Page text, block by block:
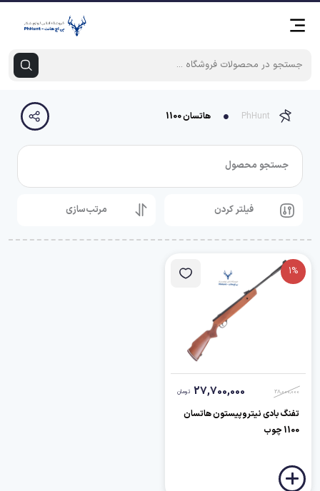
PhHunt هاتسان 1100
جستجو محصول
فیلتر کردن مرتب‌سازی
1%
28,000,000
27,700,000 تومان
تفنگ بادی نیتروپیستون هاتسان
1100 چوب